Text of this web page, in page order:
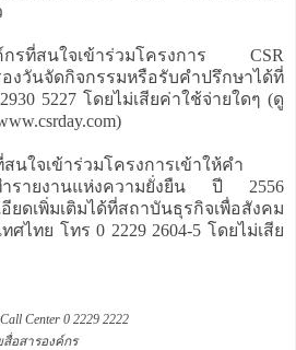
กรที่สนใจเข้าร่วมโครงการ CSR
งวันจัดกิจกรรมหรือรับคำปรึกษาได้ที่
5227 โดยไม่เสียค่าใช้จ่ายใดๆ (ดู
นใจเข้าร่วมโครงการเข้าให้คำ
ำรายงานแห่งความยั่งยืน ปี 2556
ยดเพิ่มเติมได้ที่สถาบันธุรกิจเพื่อสังคม
ไทย โทร 0 2229 2604-5 โดยไม่เสีย
Center 0 2229 2222
อสารองค์กร